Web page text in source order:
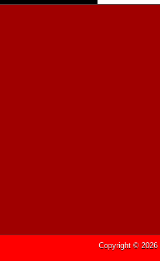
Copyright © 2026